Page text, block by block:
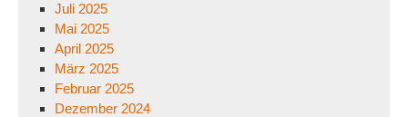
Juli 2025
Mai 2025
April 2025
März 2025
Februar 2025
Dezember 2024